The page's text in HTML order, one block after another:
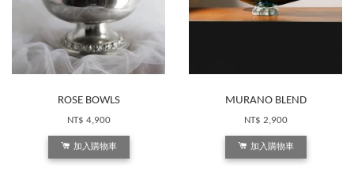
ROSE BOWLS
NT$ 4,900
加入購物車
MURANO BLEND
NT$ 2,900
加入購物車